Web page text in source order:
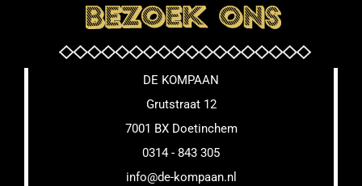
DE KOMPAAN
Grutstraat 12
7001 BX Doetinchem
0314 - 843 305
info@de-kompaan.nl